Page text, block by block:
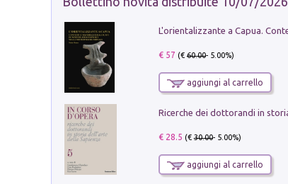
€ 57 (€60.00- 5.00%)
aggiungi al carrello
€ 28.5 (€30.00- 5.00%)
aggiungi al carrello